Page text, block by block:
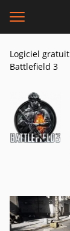
Logiciel gratuit
Battlefield 3